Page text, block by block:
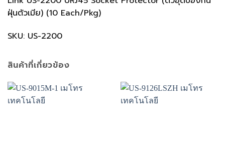
ฝุ่นตัวเมีย) (10 Each/Pkg)
SKU: US-2200
สินค้าที่เกี่ยวข้อง